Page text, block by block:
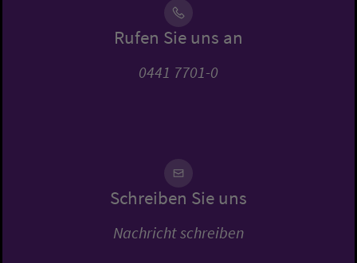
Rufen Sie uns an
0441 7701-0
Schreiben Sie uns
Nachricht schreiben